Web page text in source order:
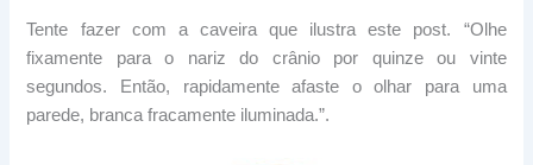
Tente fazer com a caveira que ilustra este post. “Olhe
fixamente para o nariz do crânio por quinze ou vinte
segundos. Então, rapidamente afaste o olhar para uma
parede, branca fracamente iluminada.”.